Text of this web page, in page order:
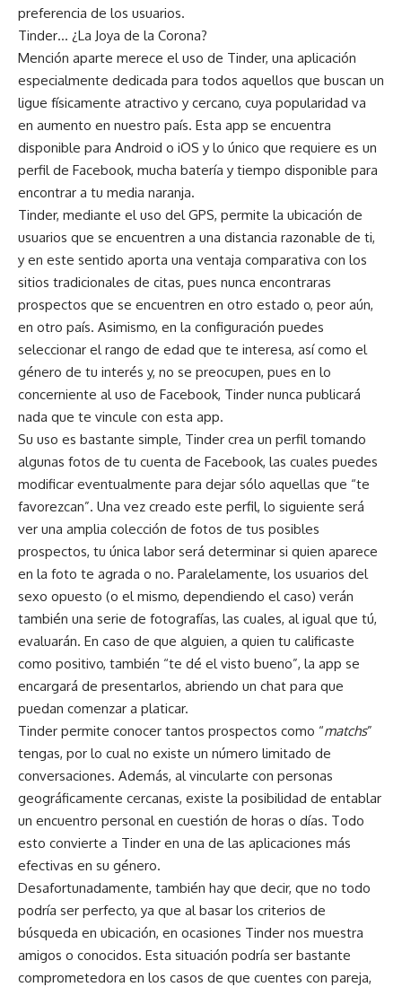
preferencia de los usuarios.
Tinder… ¿La Joya de la Corona?
Mención aparte merece el uso de Tinder, una aplicación
especialmente dedicada para todos aquellos que buscan un
ligue físicamente atractivo y cercano, cuya popularidad va
en aumento en nuestro país. Esta app se encuentra
disponible para Android o iOS y lo único que requiere es un
perfil de Facebook, mucha batería y tiempo disponible para
encontrar a tu media naranja.
Tinder, mediante el uso del GPS, permite la ubicación de
usuarios que se encuentren a una distancia razonable de ti,
y en este sentido aporta una ventaja comparativa con los
sitios tradicionales de citas, pues nunca encontraras
prospectos que se encuentren en otro estado o, peor aún,
en otro país. Asimismo, en la configuración puedes
seleccionar el rango de edad que te interesa, así como el
género de tu interés y, no se preocupen, pues en lo
concerniente al uso de Facebook, Tinder nunca publicará
nada que te vincule con esta app.
Su uso es bastante simple, Tinder crea un perfil tomando
algunas fotos de tu cuenta de Facebook, las cuales puedes
modificar eventualmente para dejar sólo aquellas que “te
favorezcan”. Una vez creado este perfil, lo siguiente será
ver una amplia colección de fotos de tus posibles
prospectos, tu única labor será determinar si quien aparece
en la foto te agrada o no. Paralelamente, los usuarios del
sexo opuesto (o el mismo, dependiendo el caso) verán
también una serie de fotografías, las cuales, al igual que tú,
evaluarán. En caso de que alguien, a quien tu calificaste
como positivo, también “te dé el visto bueno”, la app se
encargará de presentarlos, abriendo un chat para que
puedan comenzar a platicar.
Tinder permite conocer tantos prospectos como “matchs”
tengas, por lo cual no existe un número limitado de
conversaciones. Además, al vincularte con personas
geográficamente cercanas, existe la posibilidad de entablar
un encuentro personal en cuestión de horas o días. Todo
esto convierte a Tinder en una de las aplicaciones más
efectivas en su género.
Desafortunadamente, también hay que decir, que no todo
podría ser perfecto, ya que al basar los criterios de
búsqueda en ubicación, en ocasiones Tinder nos muestra
amigos o conocidos. Esta situación podría ser bastante
comprometedora en los casos de que cuentes con pareja,